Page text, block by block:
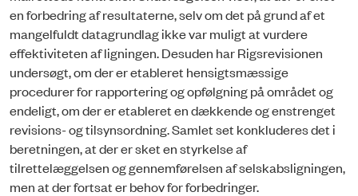
en forbedring af resultaterne, selv om det på grund af et
mangelfuldt datagrundlag ikke var muligt at vurdere
effektiviteten af ligningen. Desuden har Rigsrevisionen
undersøgt, om der er etableret hensigtsmæssige
procedurer for rapportering og opfølgning på området og
endeligt, om der er etableret en dækkende og enstrenget
revisions- og tilsynsordning. Samlet set konkluderes det i
beretningen, at der er sket en styrkelse af
tilrettelæggelsen og gennemførelsen af selskabsligningen,
men at der fortsat er behov for forbedringer.